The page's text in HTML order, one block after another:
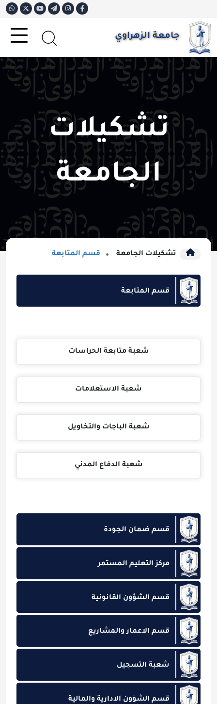
جامعة الزهراوي
تشكيلات
الجامعة
تشكيلات الجامعة قسم المتابعة
قسم المتابعة
شعبة متابعة الحراسات
شعبة الاستعلامات
شعبة الباجات والتخاويل
شعبة الدفاع المدني
قسم ضمان الجودة
مركز التعليم المستمر
قسم الشؤون القانونية
قسم الاعمار والمشاريع
شعبة التسجيل
قسم الشؤون الادارية والمالية